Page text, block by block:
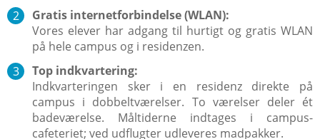
Gratis internetforbindelse (WLAN):
Vores elever har adgang til hurtigt og gratis WLAN
på hele campus og i residenzen.
Top indkvartering:
Indkvarteringen sker i en residenz direkte på
campus i dobbeltværelser. To værelser deler ét
badeværelse. Måltiderne indtages i campus-
cafeteriet; ved udflugter udleveres madpakker.